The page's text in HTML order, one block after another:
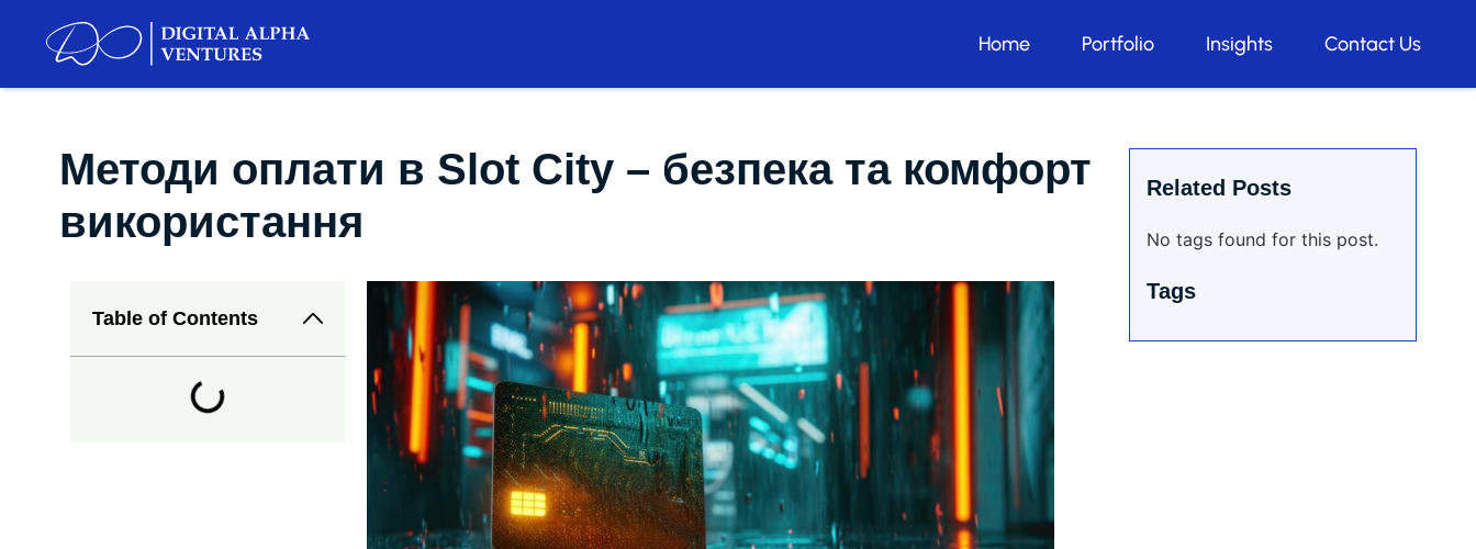
Home Portfolio Insights Contact Us
Методи оплати в Slot City – безпека та комфорт
використання
Table of Contents
Related Posts
No tags found for this post.
Tags